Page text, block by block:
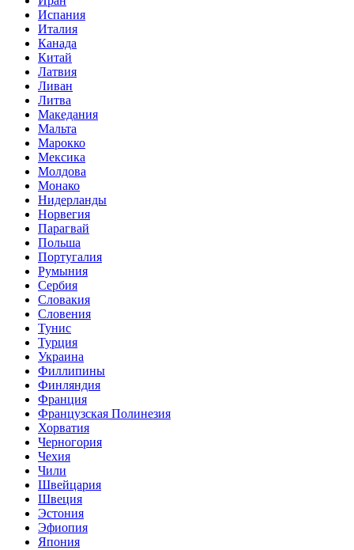
Испания
Италия
Канада
Китай
Латвия
Ливан
Литва
Македания
Мальта
Марокко
Мексика
Молдова
Монако
Нидерланды
Норвегия
Парагвай
Польша
Португалия
Румыния
Сербия
Словакия
Словения
Тунис
Турция
Украина
Филлипины
Финляндия
Франция
Французская Полинезия
Хорватия
Черногория
Чехия
Чили
Швейцария
Швеция
Эстония
Эфиопия
Япония